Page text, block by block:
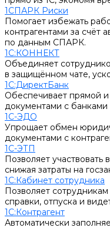
1СПАРК Риски
Помогает избежать
контрагентами за счёт
по данным СПАРК.
1С:КОННЕКТ
Объединяет
в защищённом чате,
1С:ДиректБанк
Обеспечивает прямой
документами с
1С-ЭДО
Упрощает обмен
документами с
1С-ЭТП
Позволяет
снижая затраты на
1С:Кабинет сотрудника
Позволяет
справки, отпуска и
1С:Контрагент
Автоматически